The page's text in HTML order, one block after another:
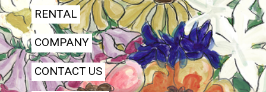
RENTAL
COMPANY
CONTACT US